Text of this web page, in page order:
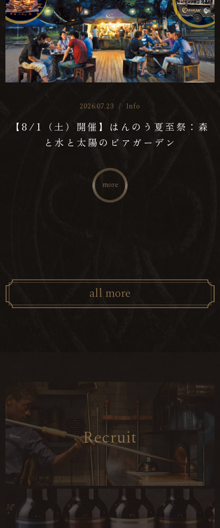
2026.07.23 / Info
【8/1（土）開催】はんのう夏至祭：森
と水と太陽のビアガーデン
more
allmore
Recruit